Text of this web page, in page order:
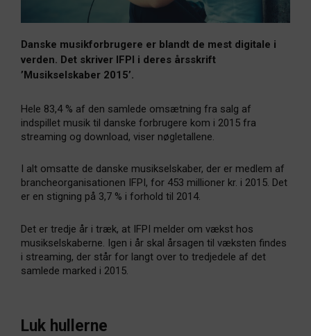
Danske musikforbrugere er blandt de mest digitale i
verden. Det skriver IFPI i deres årsskrift
’Musikselskaber 2015’.
Hele 83,4 % af den samlede omsætning fra salg af
indspillet musik til danske forbrugere kom i 2015 fra
streaming og download, viser nøgletallene.
I alt omsatte de danske musikselskaber, der er medlem af
brancheorganisationen IFPI, for 453 millioner kr. i 2015. Det
er en stigning på 3,7 % i forhold til 2014.
Det er tredje år i træk, at IFPI melder om vækst hos
musikselskaberne. Igen i år skal årsagen til væksten findes
i streaming, der står for langt over to tredjedele af det
samlede marked i 2015.
Luk hullerne